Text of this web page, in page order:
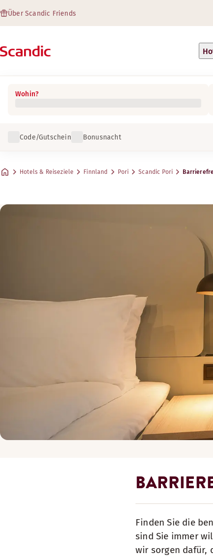
Über Scandic Friends
Wohin?
Code/Gutschein Bonusnacht
Hotels & Reiseziele Finnland Pori Scandic Pori
Finden Sie die
sind Sie immer
wir sorgen dafür,